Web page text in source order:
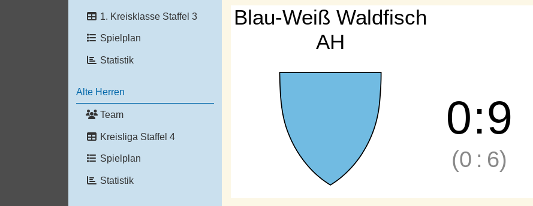
1. Kreisklasse Staffel 3
Spielplan
Statistik
Alte Herren
Team
Kreisliga Staffel 4
Spielplan
Statistik
Blau-Weiß Waldfisch
AH
0:9
(0 : 6)